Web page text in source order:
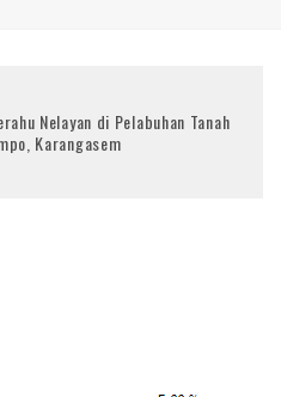
Nelayan di Pelabuhan Tanah
Karangasem